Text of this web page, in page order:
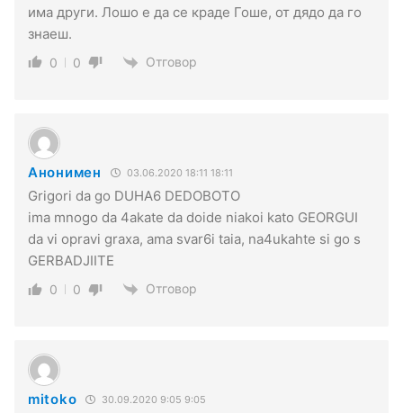
има други. Лошо е да се краде Гоше, от дядо да го
знаеш.
0 0 Отговор
Анонимен 03.06.2020 18:11 18:11
Grigori da go DUHA6 DEDOBOTO
ima mnogo da 4akate da doide niakoi kato GEORGUI
da vi opravi graxa, ama svar6i taia, na4ukahte si go s
GERBADJIITE
0 0 Отговор
mitoko 30.09.2020 9:05 9:05